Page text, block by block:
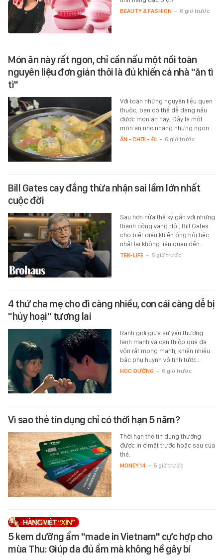
BEAUTY & FASHION - 6 giờ trước
Món ăn này rất ngon, chỉ cần nấu một nồi toàn
nguyên liệu đơn giản thôi là đủ khiến cả nhà "ăn tì
tì"
Với toàn những nguyên liệu quen
thuộc, bạn có thể dễ dàng nấu
được món ăn này. Đây là một
món ăn nhẹ nhàng nhưng ngon…
ĂN - CHƠI - ĐI - 6 giờ trước
Bill Gates cay đắng thừa nhận sai lầm lớn nhất
cuộc đời
Sau hơn nửa thế kỷ gắn với những
thành công vang dội, Bill Gates
cho biết điều khiến ông hối tiếc
nhất lại không liên quan đến…
TEK-LIFE - 6 giờ trước
4 thứ cha mẹ cho đi càng nhiều, con cái càng dễ bị
"hủy hoại" tương lai
Ranh giới giữa sự yêu thương
lành mạnh và can thiệp quá đà
vốn rất mong manh, khiến nhiều
bậc phụ huynh vô tình tước…
HỌC ĐƯỜNG - 6 giờ trước
Vì sao thẻ tín dụng chỉ có thời hạn 5 năm?
Thời hạn thẻ tín dụng thường
được in ở mặt trước hoặc sau của
thẻ.
MONEY.14 - 5 giờ trước
5 kem dưỡng ẩm "made in Vietnam" cực hợp cho
mùa Thu: Giúp da đủ ẩm mà không hề gây bí